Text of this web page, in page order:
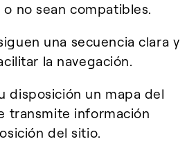
no sean compatibles.
una secuencia clara y
la navegación.
disposición un mapa del
transmite información
del sitio.